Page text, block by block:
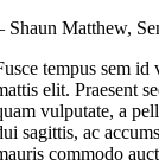
Matthew,
tempus sem
elit. Praesent
vulputate, a
sagittis, ac
commodo